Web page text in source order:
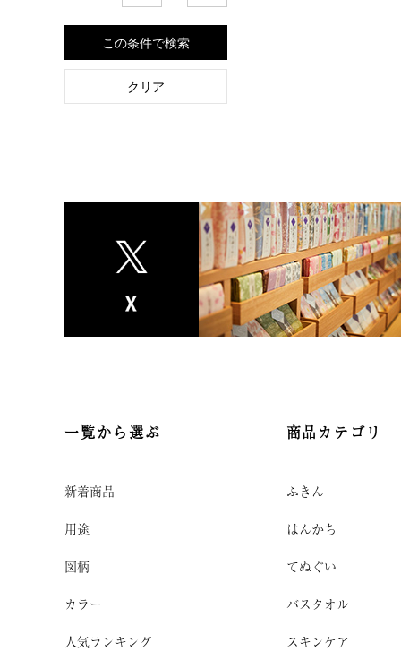
この条件で検索
クリア
一覧から選ぶ
新着商品
用途
図柄
カラー
人気ランキング
商品カテゴリ
ふきん
はんかち
てぬぐい
バスタオル
スキンケア